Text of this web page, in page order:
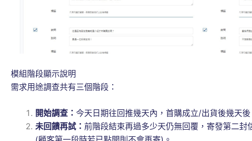
模組階段顯示說明
需求用途調查共有三個階段：
開始調查：今天日期往回推幾天內，首購成立/出貨後幾天後
未回饋再試：前階段結束再過多少天仍無回覆，寄發第二封